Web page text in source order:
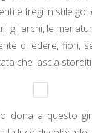
e fregi in stile
gli archi, le
di edere, fiori,
che lascia storditi.
dona a questo